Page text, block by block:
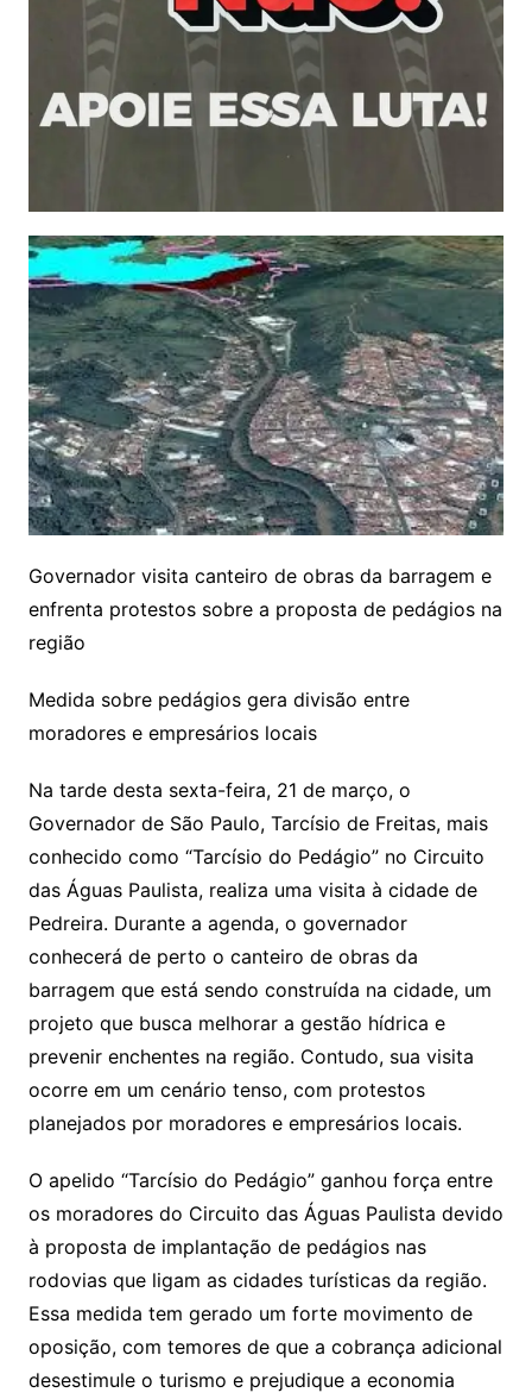
Governador visita canteiro de obras da barragem e
enfrenta protestos sobre a proposta de pedágios na
região
Medida sobre pedágios gera divisão entre
moradores e empresários locais
Na tarde desta sexta-feira, 21 de março, o
Governador de São Paulo, Tarcísio de Freitas, mais
conhecido como “Tarcísio do Pedágio” no Circuito
das Águas Paulista, realiza uma visita à cidade de
Pedreira. Durante a agenda, o governador
conhecerá de perto o canteiro de obras da
barragem que está sendo construída na cidade, um
projeto que busca melhorar a gestão hídrica e
prevenir enchentes na região. Contudo, sua visita
ocorre em um cenário tenso, com protestos
planejados por moradores e empresários locais.
O apelido “Tarcísio do Pedágio” ganhou força entre
os moradores do Circuito das Águas Paulista devido
à proposta de implantação de pedágios nas
rodovias que ligam as cidades turísticas da região.
Essa medida tem gerado um forte movimento de
oposição, com temores de que a cobrança adicional
desestimule o turismo e prejudique a economia